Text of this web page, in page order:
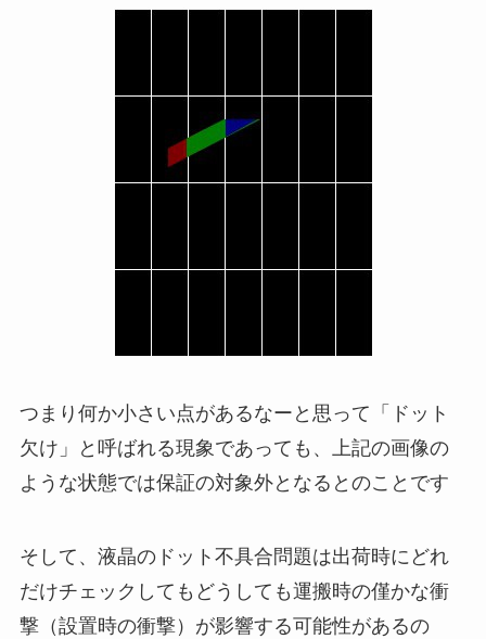
つまり何か小さい点があるなーと思って「ドット
欠け」と呼ばれる現象であっても、上記の画像の
ような状態では保証の対象外となるとのことです
そして、液晶のドット不具合問題は出荷時にどれ
だけチェックしてもどうしても運搬時の僅かな衝
撃（設置時の衝撃）が影響する可能性があるの